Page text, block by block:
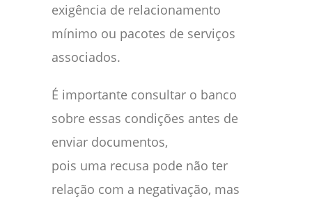
exigência de relacionamento
mínimo ou pacotes de serviços
associados.
É importante consultar o banco
sobre essas condições antes de
enviar documentos,
pois uma recusa pode não ter
relação com a negativação, mas